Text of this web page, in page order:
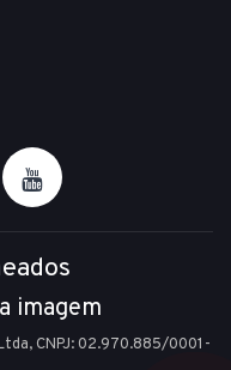
imagem
CNPJ: 02.970.885/0001-